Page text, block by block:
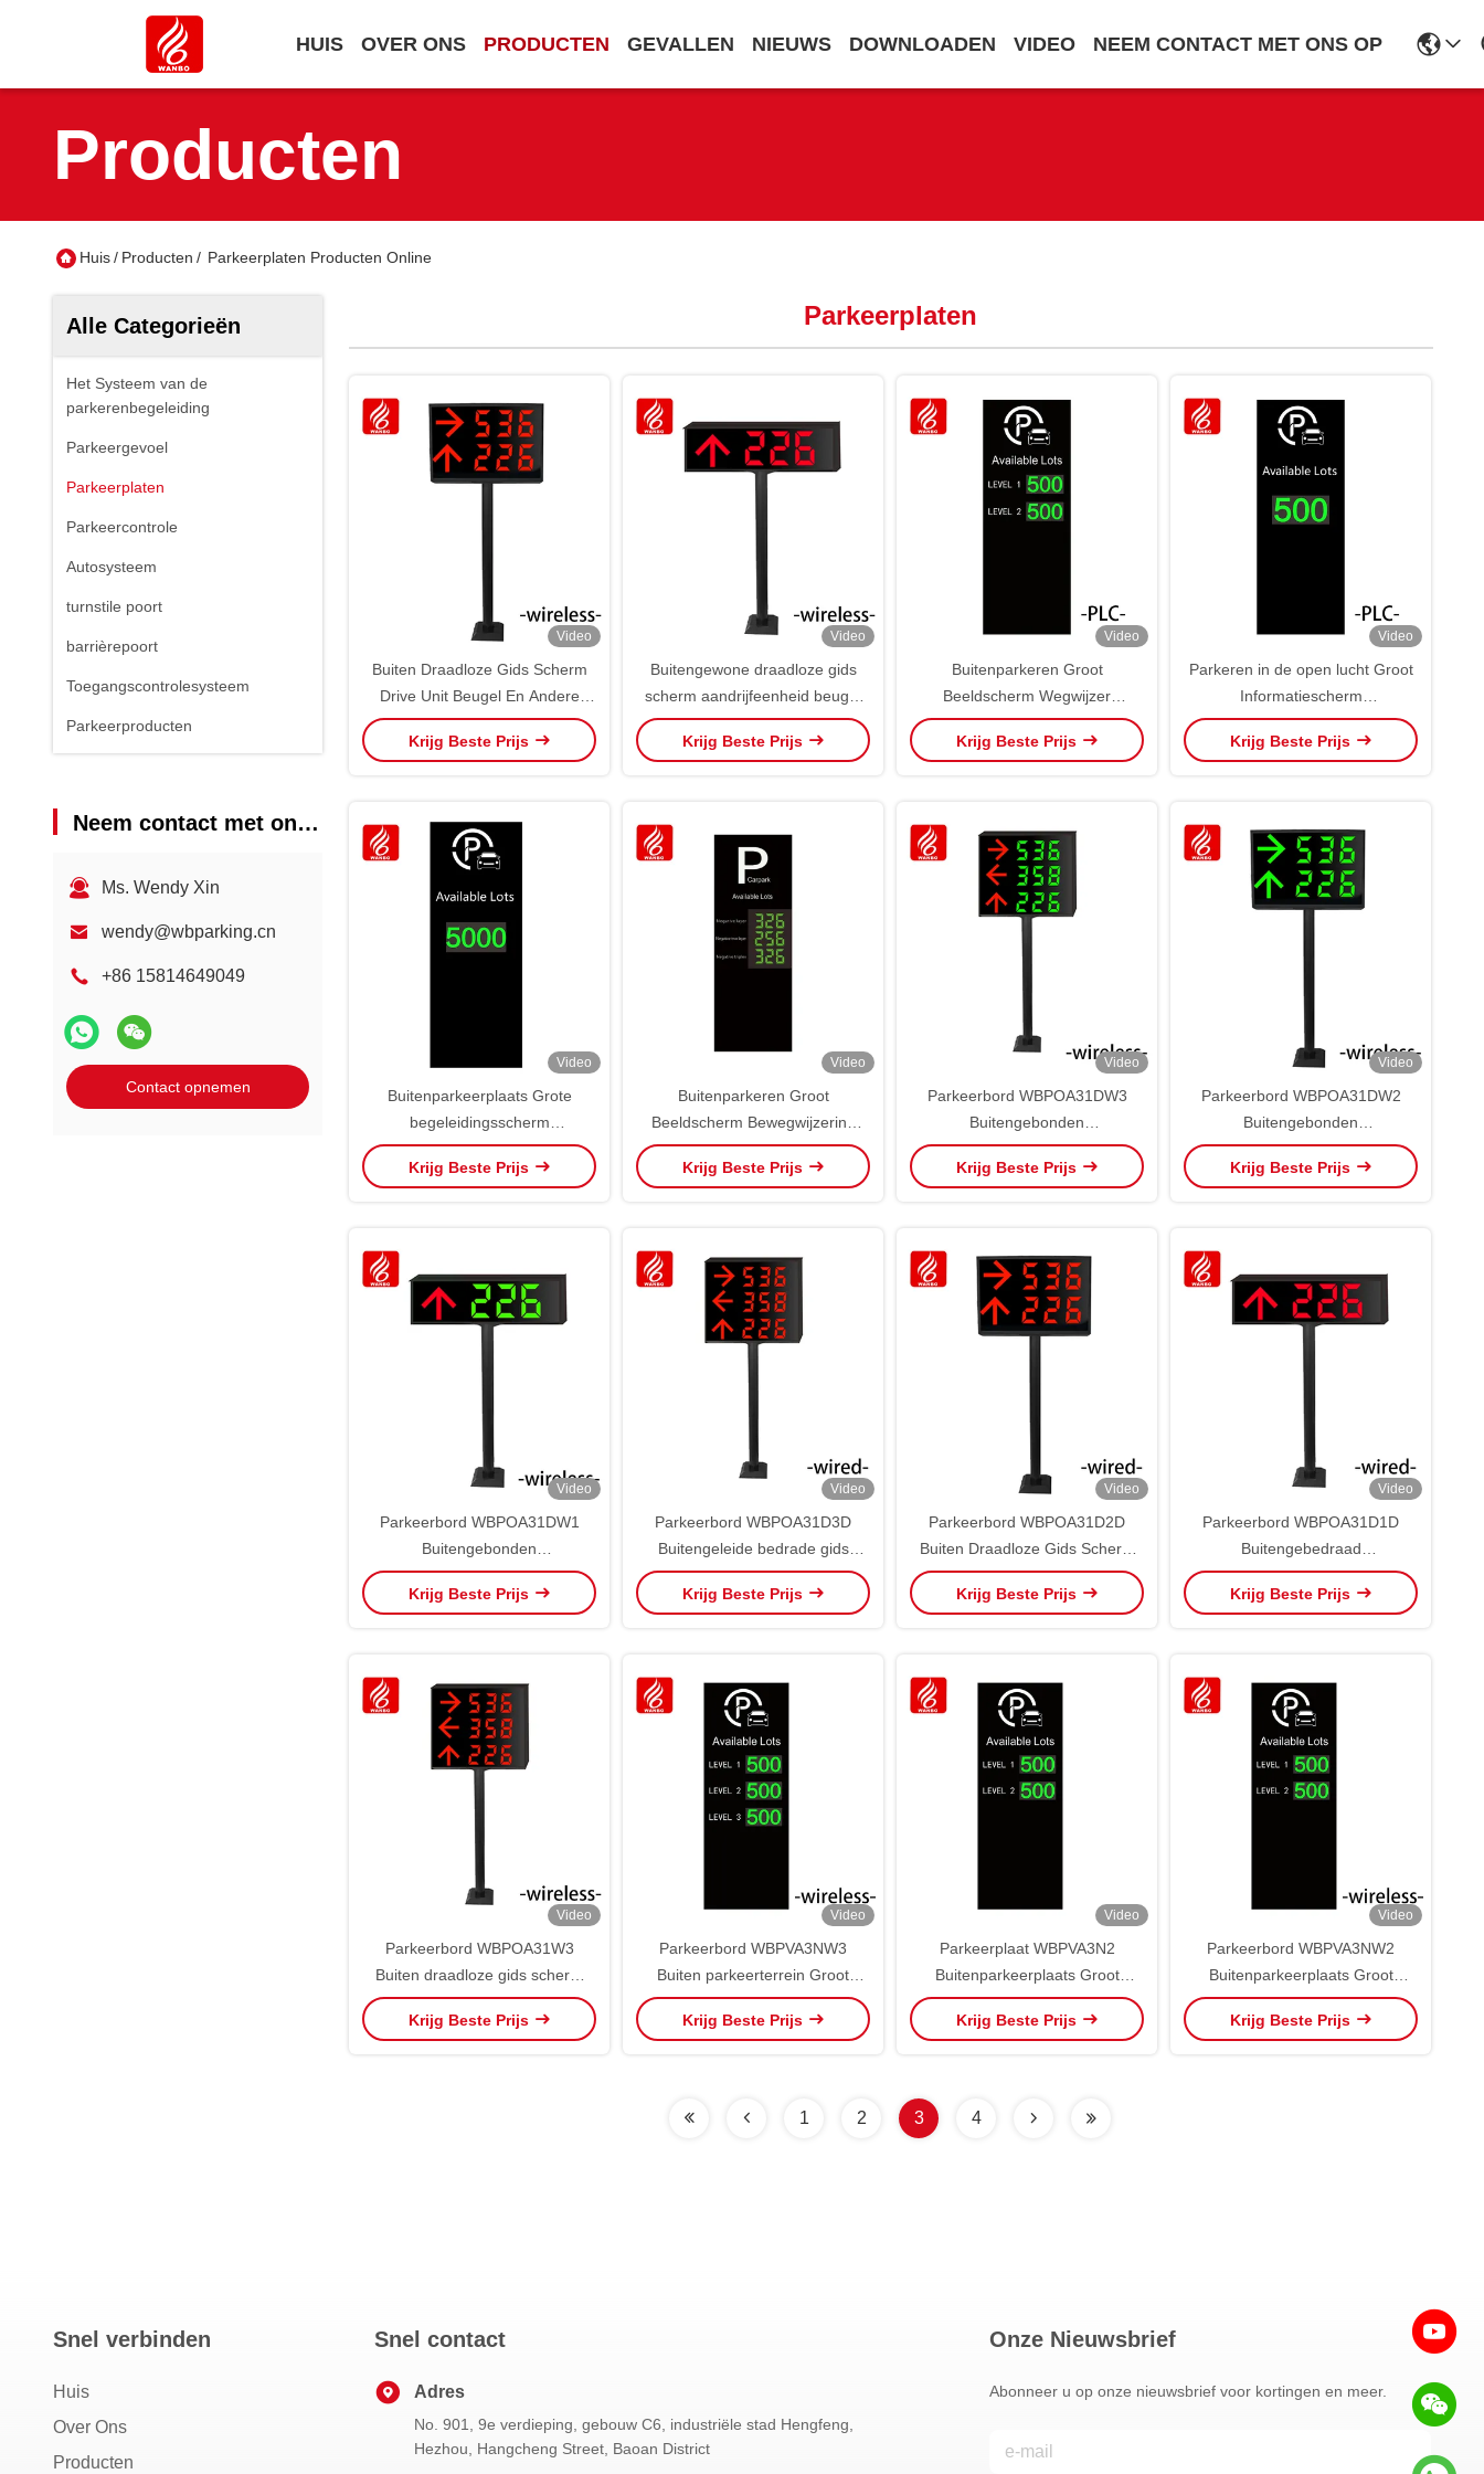
HUIS OVER ONS PRODUCTEN GEVALLEN NIEUWS DOWNLOADEN VIDEO NEEM CONTACT MET ONS OP
Producten
Huis/ Producten / Parkeerplaten Producten Online
Alle Categorieën
Het Systeem van de
parkerenbegeleiding
Parkeergevoel
Parkeerplaten
Parkeercontrole
Autosysteem
turnstile poort
barrièrepoort
Toegangscontrolesysteem
Parkeerproducten
Neem contact met ons op
Ms. Wendy Xin
wendy@wbparking.cn
+86 15814649049
Contact opnemen
Parkeerplaten
Video
Buiten Draadloze Gids Scherm
Drive Unit Beugel En Andere
Onderdelen IP65
Parkeerbewegwijzering
Krijg Beste Prijs
Video
Buitengewone draadloze gids
scherm aandrijfeenheid beugel
en andere onderdelen IP65
Parkeerbord WBPOA31W1
Krijg Beste Prijs
Video
Buitenparkeren Groot
Beeldscherm Wegwijzer
Parkeerbewegwijzering
WBPVA3N2P OEM ODM
Krijg Beste Prijs
Video
Parkeren in de open lucht Groot
Informatiescherm
Parkeerbewegwijzering
WBPVA3N1P OEM ODM
Krijg Beste Prijs
Video
Buitenparkeerplaats Grote
begeleidingsscherm
Parkeerplaten WBPVA3N1N
OEM ODM
Krijg Beste Prijs
Video
Buitenparkeren Groot
Beeldscherm Bewegwijzering
Parkeerborden WBPVA3N3N
OEM ODM
Krijg Beste Prijs
Video
Parkeerbord WBPOA31DW3
Buitengebonden
geleidingsscherm
Krijg Beste Prijs
Video
Parkeerbord WBPOA31DW2
Buitengebonden
geleidingsscherm
Krijg Beste Prijs
Video
Parkeerbord WBPOA31DW1
Buitengebonden
geleidingsscherm
Krijg Beste Prijs
Video
Parkeerbord WBPOA31D3D
Buitengeleide bedrade gids
scherm aandrijving en andere
onderdelen IP65
Krijg Beste Prijs
Video
Parkeerbord WBPOA31D2D
Buiten Draadloze Gids Scherm
Drive Unit Beugel En Andere
Onderdelen IP65
Krijg Beste Prijs
Video
Parkeerbord WBPOA31D1D
Buitengebedraad
geleidingsscherm
aandrijfeenheid Beugel en
Krijg Beste Prijs
Video
Parkeerbord WBPOA31W3
Buiten draadloze gids scherm
aandrijvingsteun beugel en
andere onderdelen IP65
Krijg Beste Prijs
Video
Parkeerbord WBPVA3NW3
Buiten parkeerterrein Groot
geleidingsscherm OEM ODM
Krijg Beste Prijs
Video
Parkeerplaat WBPVA3N2
Buitenparkeerplaats Groot
geleidingsscherm OEM ODM
Krijg Beste Prijs
Video
Parkeerbord WBPVA3NW2
Buitenparkeerplaats Groot
geleidingsscherm OEM ODM
Krijg Beste Prijs
1 2 3 4
Snel verbinden
Huis
Over Ons
Producten
Snel contact
Adres
No. 901, 9e verdieping, gebouw C6, industriële stad Hengfeng,
Hezhou, Hangcheng Street, Baoan District
Onze Nieuwsbrief
Abonneer u op onze nieuwsbrief voor kortingen en meer.